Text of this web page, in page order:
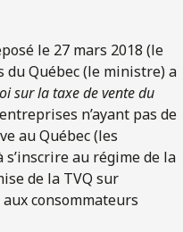
le 27 mars 2018 (le
du Québec (le ministre) a
sur la taxe de vente du
n’ayant pas de
au Québec (les
au régime de la
de la TVQ sur
consommateurs